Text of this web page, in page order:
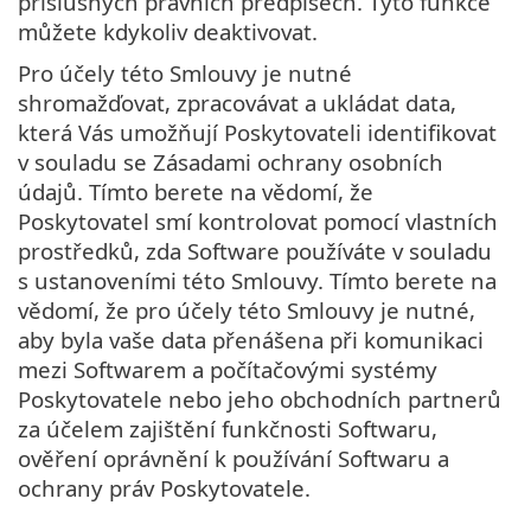
můžete kdykoliv deaktivovat.
Pro účely této Smlouvy je nutné
shromažďovat, zpracovávat a ukládat data,
která Vás umožňují Poskytovateli identifikovat
v souladu se Zásadami ochrany osobních
údajů. Tímto berete na vědomí, že
Poskytovatel smí kontrolovat pomocí vlastních
prostředků, zda Software používáte v souladu
s ustanoveními této Smlouvy. Tímto berete na
vědomí, že pro účely této Smlouvy je nutné,
aby byla vaše data přenášena při komunikaci
mezi Softwarem a počítačovými systémy
Poskytovatele nebo jeho obchodních partnerů
za účelem zajištění funkčnosti Softwaru,
ověření oprávnění k používání Softwaru a
ochrany práv Poskytovatele.